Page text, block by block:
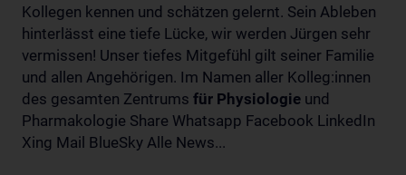
Kollegen kennen und schätzen gelernt. Sein Ableben
hinterlässt eine tiefe Lücke, wir werden Jürgen sehr
vermissen! Unser tiefes Mitgefühl gilt seiner Familie
und allen Angehörigen. Im Namen aller Kolleg:innen
des gesamten Zentrums für Physiologie und
Pharmakologie Share Whatsapp Facebook LinkedIn
Xing Mail BlueSky Alle News...